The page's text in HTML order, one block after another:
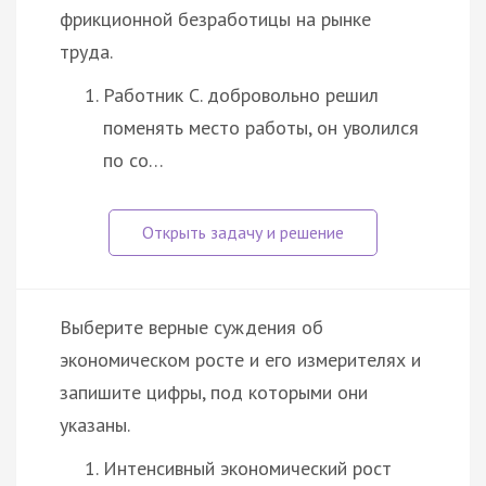
фрикционной безработицы на рынке
труда.
Работник С. добровольно решил
поменять место работы, он уволился
по со…
Выберите верные суждения об
экономическом росте и его измерителях и
запишите цифры, под которыми они
указаны.
Интенсивный экономический рост